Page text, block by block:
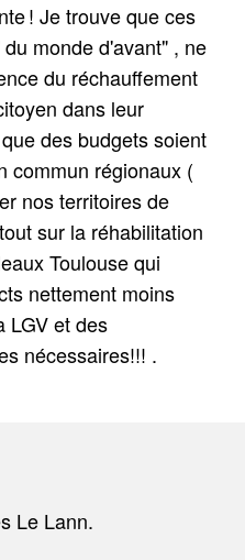
! Je trouve que ces
monde d'avant" , ne
du réchauffement
dans leur
des budgets soient
commun régionaux (
nos territoires de
sur la réhabilitation
Toulouse qui
nettement moins
LGV et des
nécessaires!!! .
Le Lann.